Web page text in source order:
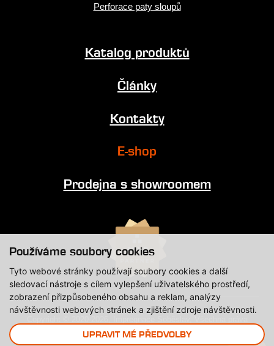
Používáme soubory cookies
Tyto webové stránky používají soubory cookies a další
sledovací nástroje s cílem vylepšení uživatelského prostředí,
zobrazení přizpůsobeného obsahu a reklam, analýzy
návštěvnosti webových stránek a zjištění zdroje návštěvnosti.
UPRAVIT MÉ PŘEDVOLBY
Perforace paty sloupů
Katalog produktů
Články
Kontakty
E-shop
Prodejna s showroomem
vyhrazena.